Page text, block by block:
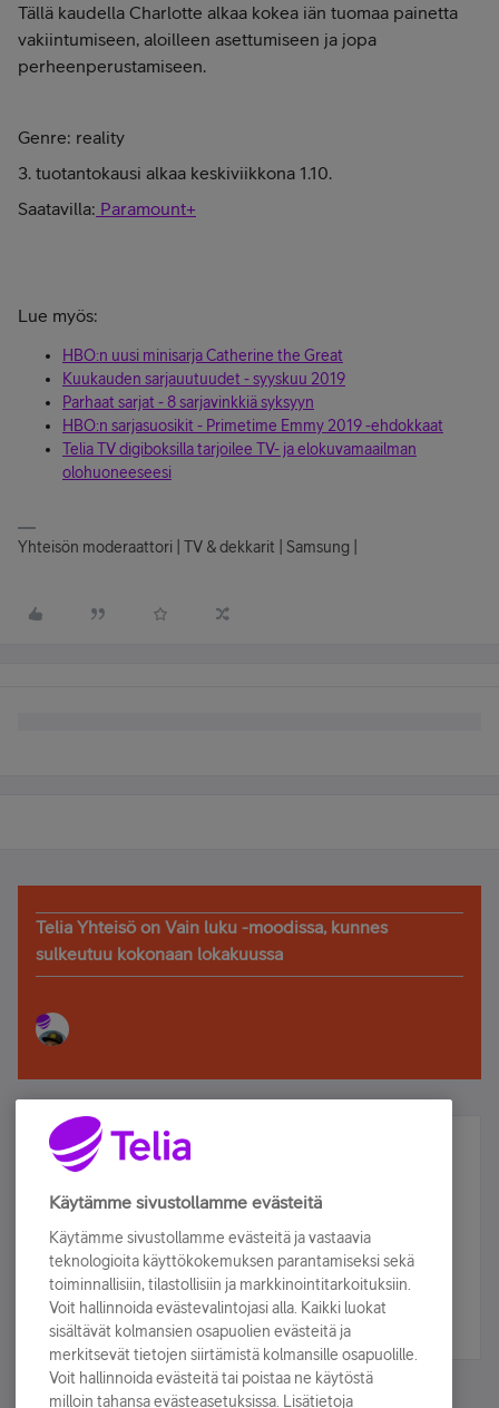
Tällä kaudella Charlotte alkaa kokea iän tuomaa painetta
vakiintumiseen, aloilleen asettumiseen ja jopa
perheenperustamiseen.
Genre: reality
3. tuotantokausi alkaa keskiviikkona 1.10.
Saatavilla: Paramount+
Lue myös:
HBO:n uusi minisarja Catherine the Great
Kuukauden sarjauutuudet - syyskuu 2019
Parhaat sarjat - 8 sarjavinkkiä syksyyn
HBO:n sarjasuosikit - Primetime Emmy 2019 -ehdokkaat
Telia TV digiboksilla tarjoilee TV- ja elokuvamaailman
olohuoneeseesi
Yhteisön moderaattori | TV & dekkarit | Samsung |
Telia Yhteisö on Vain luku -moodissa, kunnes
sulkeutuu kokonaan lokakuussa
Älä jää paitsi – osallistu ja voita!
Tilaa Telian uutiskirje ja olet mukana arvonnassa.
sähköpostiisi.
Tilaa nyt
Käytämme sivustollamme evästeitä
Käytämme sivustollamme evästeitä ja vastaavia
teknologioita käyttökokemuksen parantamiseksi sekä
toiminnallisiin, tilastollisiin ja markkinointitarkoituksiin.
Voit hallinnoida evästevalintojasi alla. Kaikki luokat
sisältävät kolmansien osapuolien evästeitä ja
merkitsevät tietojen siirtämistä kolmansille osapuolille.
Voit hallinnoida evästeitä tai poistaa ne käytöstä
milloin tahansa evästeasetuksissa. Lisätietoja